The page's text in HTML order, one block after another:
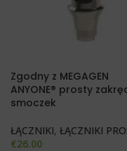
Zgodny z MEGAGEN
ANYONE® prosty
smoczek
ŁĄCZNIKI, ŁĄCZNIKI
€26.00